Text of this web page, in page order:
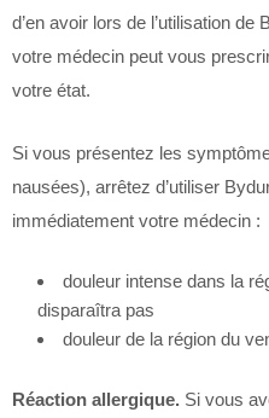
d’en avoir lors de l’utilisation
votre médecin peut vous
votre état.
Si vous présentez les
nausées), arrêtez d’utiliser
immédiatement votre médecin :
douleur intense dans la
disparaîtra pas
douleur de la région du
Réaction allergique. Si vous